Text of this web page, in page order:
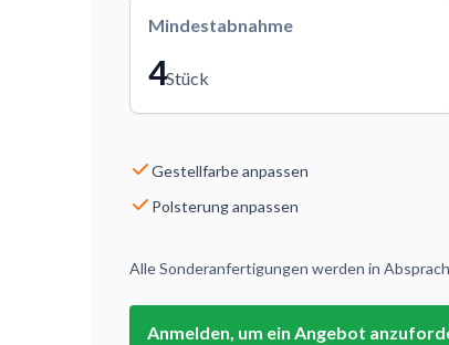
Mindestabnahme
4Stück
Gestellfarbe anpassen
Polsterung anpassen
Alle Sonderanfertigungen werden in
Anmelden, um ein Angebot